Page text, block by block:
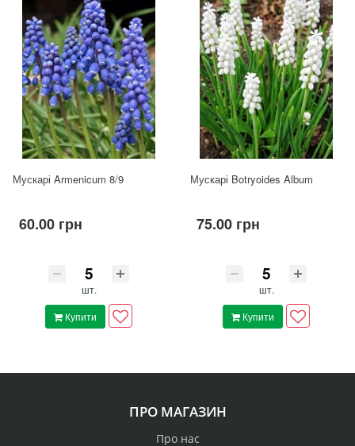
Мускарі Armenicum 8/9
60.00 грн
шт.
Купити
Мускарі Botryoides Album
75.00 грн
шт.
Купити
ПРО МАГАЗИН
Про нас